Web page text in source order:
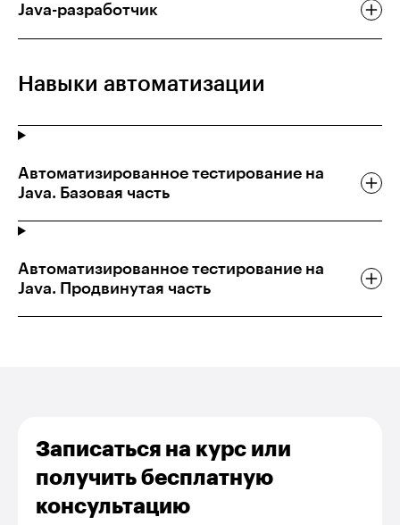
Java-разработчик
Навыки автоматизации
Автоматизированное тестирование на
Java. Базовая часть
Автоматизированное тестирование на
Java. Продвинутая часть
Записаться на курс или
получить бесплатную
консультацию